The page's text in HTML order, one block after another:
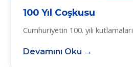
100 Yıl Coşkusu
Cumhuriyetin 100. yılı kutlamaları
Devamını Oku →